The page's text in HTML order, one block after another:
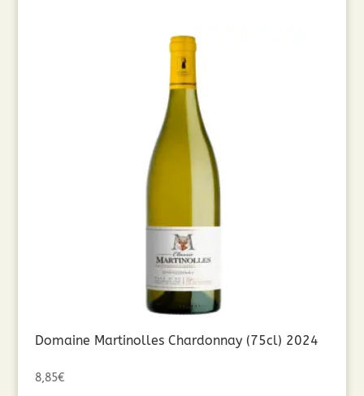
Domaine Martinolles Chardonnay (75cl) 2024
8,85€